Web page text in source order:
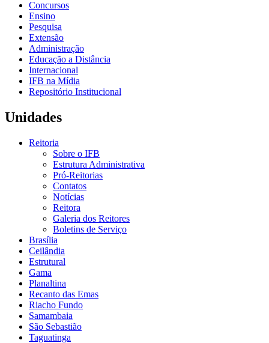
Concursos
Ensino
Pesquisa
Extensão
Administração
Educação a Distância
Internacional
IFB na Mídia
Repositório Institucional
Unidades
Reitoria
Sobre o IFB
Estrutura Administrativa
Pró-Reitorias
Contatos
Notícias
Reitora
Galeria dos Reitores
Boletins de Serviço
Brasília
Ceilândia
Estrutural
Gama
Planaltina
Recanto das Emas
Riacho Fundo
Samambaia
São Sebastião
Taguatinga